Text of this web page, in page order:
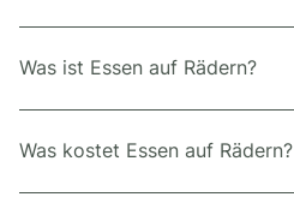
Was ist Essen auf Rädern?
Was kostet Essen auf Rädern?